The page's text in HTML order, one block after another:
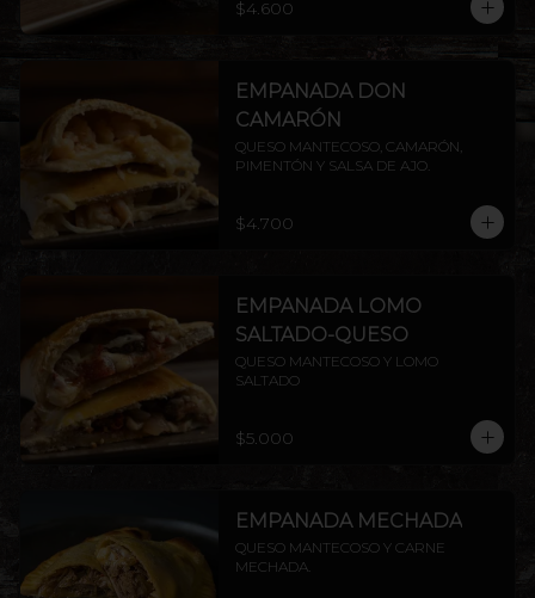
$4.600
EMPANADA DON
CAMARÓN
QUESO MANTECOSO, CAMARÓN,
PIMENTÓN Y SALSA DE AJO.
$4.700
EMPANADA LOMO
SALTADO-QUESO
QUESO MANTECOSO Y LOMO
SALTADO
$5.000
EMPANADA MECHADA
QUESO MANTECOSO Y CARNE
MECHADA.